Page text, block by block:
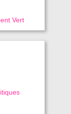
Vert